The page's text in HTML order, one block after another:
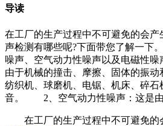
导读
在工厂的生产过程中不可避免的会
声检测有哪些呢?下面带您了解一
噪声、空气动力性噪声以及电磁性
由于机械的撞击、摩擦、固体的振
纺织机、球磨机、电锯、机床、碎石
音。 2、空气动力性噪声：这是
在工厂的生产过程中不可避免的